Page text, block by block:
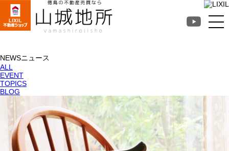
NEWSニュース
ALL
EVENT
TOPICS
BLOG